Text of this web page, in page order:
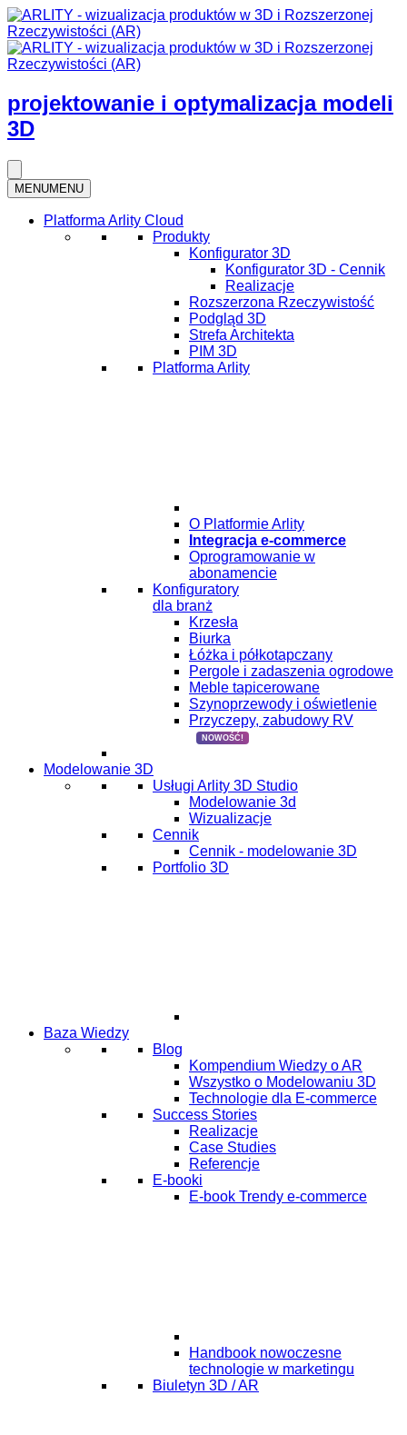
projektowanie i optymalizacja modeli
3D
MENUMENU
Platforma Arlity Cloud
Produkty
Konfigurator 3D
Konfigurator 3D - Cennik
Realizacje
Rozszerzona Rzeczywistość
Podgląd 3D
Strefa Architekta
PIM 3D
Platforma Arlity
O Platformie Arlity
Integracja e-commerce
Oprogramowanie w
abonamencie
Konfiguratory
dla branż
Krzesła
Biurka
Łóżka i półkotapczany
Pergole i zadaszenia ogrodowe
Meble tapicerowane
Szynoprzewody i oświetlenie
Przyczepy, zabudowy RV
NOWOŚĆ!
Modelowanie 3D
Usługi Arlity 3D Studio
Modelowanie 3d
Wizualizacje
Cennik
Cennik - modelowanie 3D
Portfolio 3D
Baza Wiedzy
Blog
Kompendium Wiedzy o AR
Wszystko o Modelowaniu 3D
Technologie dla E-commerce
Success Stories
Realizacje
Case Studies
Referencje
E-booki
E-book Trendy e-commerce
Handbook nowoczesne
technologie w marketingu
Biuletyn 3D / AR